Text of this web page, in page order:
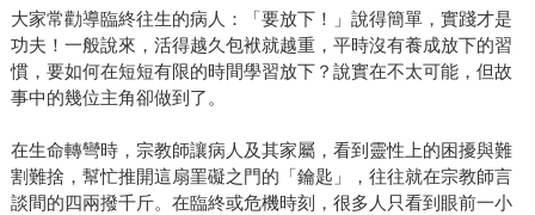
大家常勸導臨終往生的病人：「要放下！」說得簡單，實踐才是
功夫！一般說來，活得越久包袱就越重，平時沒有養成放下的習
慣，要如何在短短有限的時間學習放下？說實在不太可能，但故
事中的幾位主角卻做到了。
在生命轉彎時，宗教師讓病人及其家屬，看到靈性上的困擾與難
割難捨，幫忙推開這扇罣礙之門的「鑰匙」，往往就在宗教師言
談間的四兩撥千斤。在臨終或危機時刻，很多人只看到眼前一小